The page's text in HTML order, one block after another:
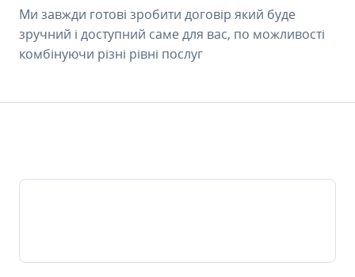
Ми завжди готові зробити договір який буде
зручний і доступний саме для вас, по можливості
комбінуючи різні рівні послуг